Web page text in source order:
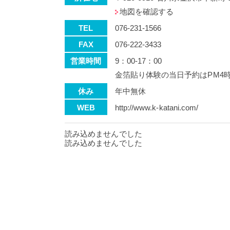
地図を確認する
TEL
076-231-1566
FAX
076-222-3433
営業時間
9：00-17：00
金箔貼り体験の当日予約はPM4
休み
年中無休
WEB
http://www.k-katani.com/
読み込めませんでした
読み込めませんでした